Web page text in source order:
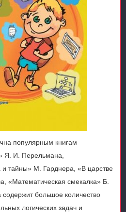
популярным книгам
Я. И. Перельмана,
и тайны» М. Гарднера, «В царстве
«Математическая смекалка» Б.
большое количество
логических задач и